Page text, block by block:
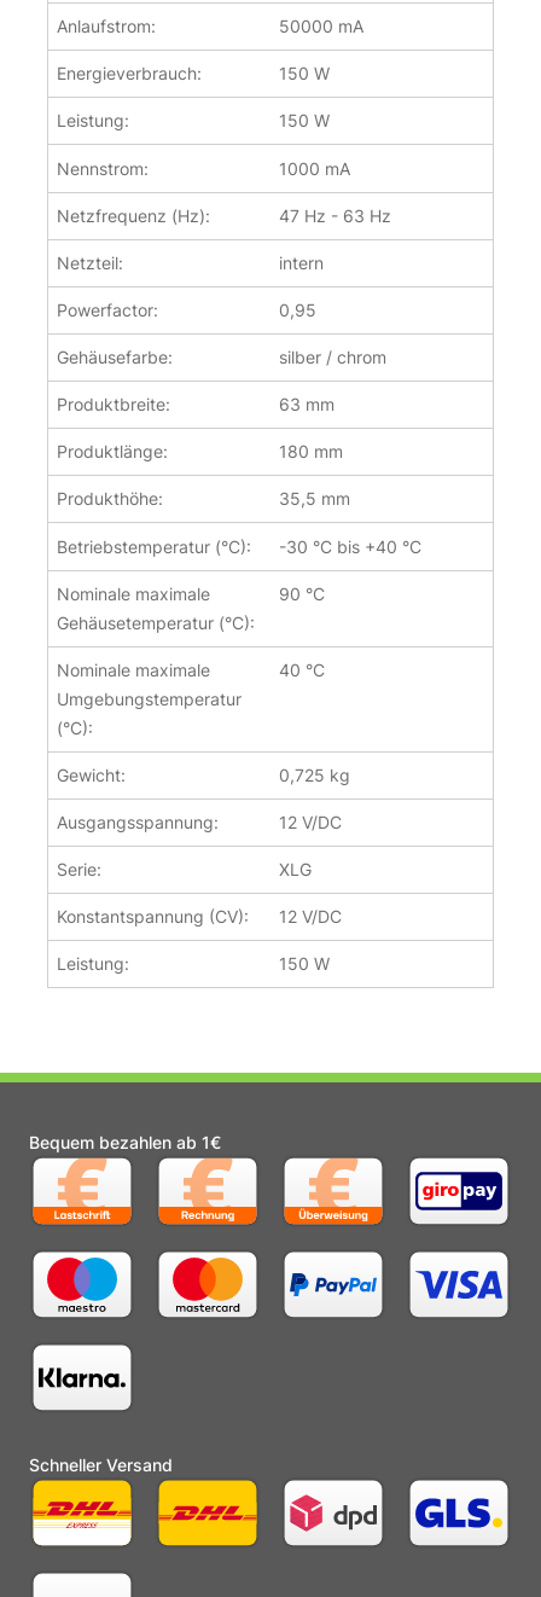
Anlaufstrom: 50000 mA
Energieverbrauch: 150 W
Leistung: 150 W
Nennstrom: 1000 mA
Netzfrequenz (Hz): 47 Hz - 63 Hz
Netzteil: intern
Powerfactor: 0,95
Gehäusefarbe: silber / chrom
Produktbreite: 63 mm
Produktlänge: 180 mm
Produkthöhe: 35,5 mm
Betriebstemperatur (°C): -30 °C bis +40 °C
Nominale maximale
Gehäusetemperatur (°C):
90 °C
Nominale maximale
Umgebungstemperatur
(°C):
40 °C
Gewicht: 0,725 kg
Ausgangsspannung: 12 V/DC
Serie: XLG
Konstantspannung (CV): 12 V/DC
Leistung: 150 W
Bequem bezahlen ab 1€
Schneller Versand